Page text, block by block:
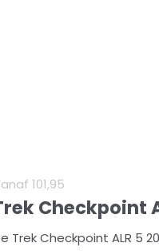
101,95
Checkpoint
Trek Checkpoint ALR 5